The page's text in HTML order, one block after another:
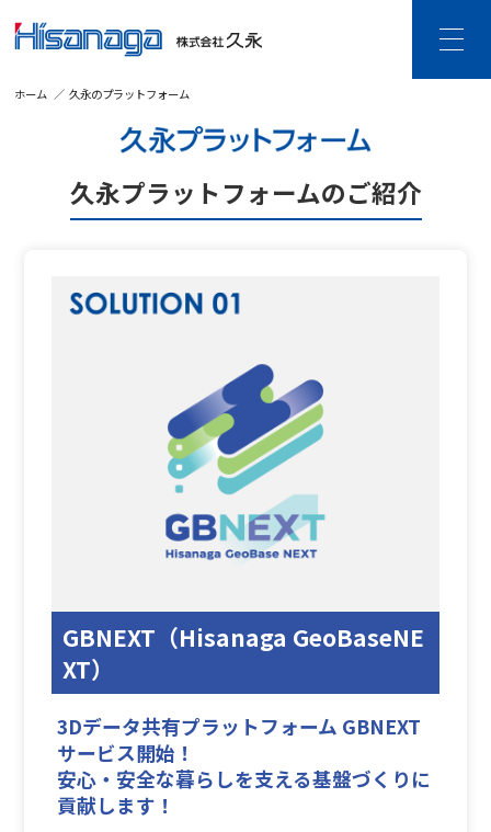
ホーム 久永のプラットフォーム
久永プラットフォームのご紹介
GBNEXT（Hisanaga GeoBaseNE
XT）
3Dデータ共有プラットフォーム GBNEXT
サービス開始！
安心・安全な暮らしを支える基盤づくりに
貢献します！
久永について
ご挨拶・企業理念
企業情報
沿革
DX宣言
事業内容
先輩たちの声
応募フォーム
久永のプラットフォーム
ICTトレーニングセンター
スマートオフィス
久永マガジンNEXT
サイトポリシー サイトマップ